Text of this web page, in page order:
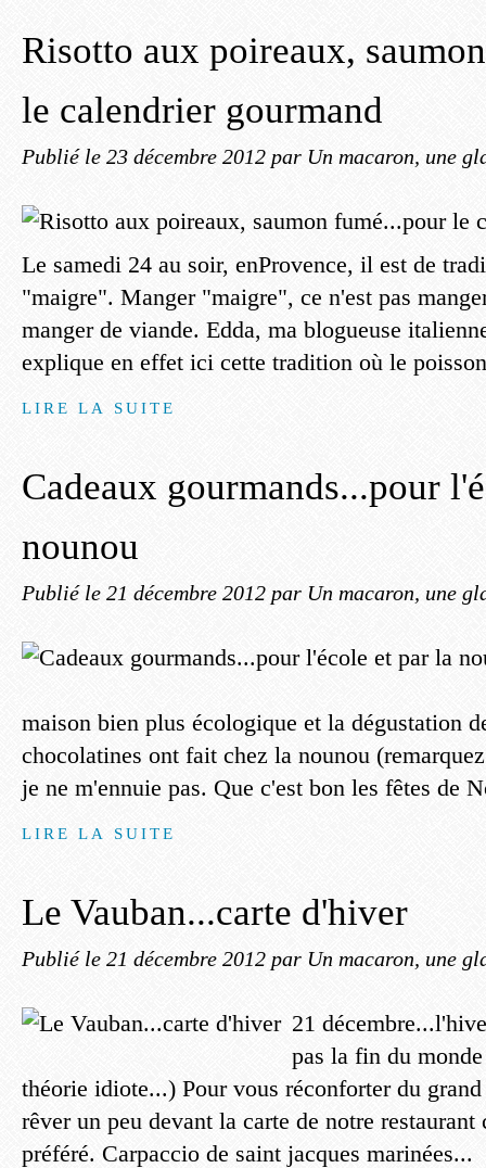
Risotto aux poireaux,
le calendrier gourmand
Publié le 23 décembre 2012 par Un macaron, une
Le samedi 24 au soir, enProvence, il est de
"maigre". Manger "maigre", ce n'est pas
manger de viande. Edda, ma blogueuse
explique en effet ici cette tradition où le
LIRE LA SUITE
Cadeaux gourmands...pour
nounou
Publié le 21 décembre 2012 par Un macaron, une
maison bien plus écologique et la dégustation
chocolatines ont fait chez la nounou
je ne m'ennuie pas. Que c'est bon les fêtes de
LIRE LA SUITE
Le Vauban...carte d'hiver
Publié le 21 décembre 2012 par Un macaron, une
21
pas la fin du
théorie idiote...) Pour vous réconforter du
rêver un peu devant la carte de notre restaurant
préféré. Carpaccio de saint jacques marinées...